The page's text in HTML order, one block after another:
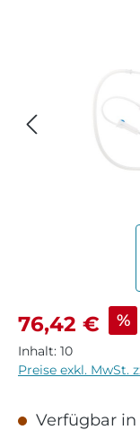
Verkaufspreis:
76,42 € %
Inhalt: 10
Preise exkl. MwSt.
Verfügbar in